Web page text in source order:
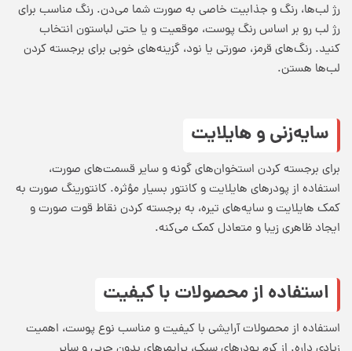
رژ لب‌ها، رنگ و جذابیت خاصی به صورت شما می‌دن. رنگ مناسب برای
رژ لب رو بر اساس رنگ پوست، موقعیت و یا حتی لباستون انتخاب
کنید. رنگ‌های قرمز، صورتی یا نود، گزینه‌های خوبی برای برجسته کردن
لب‌ها هستن.
سایه‌زنی و هایلایت
برای برجسته کردن استخوان‌های گونه و سایر قسمت‌های صورت،
استفاده از پودرهای هایلایت و کانتور بسیار مؤثره. کانتورینگ صورت به
کمک هایلایت و سایه‌های تیره، به برجسته کردن نقاط قوت صورت و
ایجاد ظاهری زیبا و متعادل کمک می‌کنه.
استفاده از محصولات با کیفیت
استفاده از محصولات آرایشی با کیفیت و مناسب نوع پوست، اهمیت